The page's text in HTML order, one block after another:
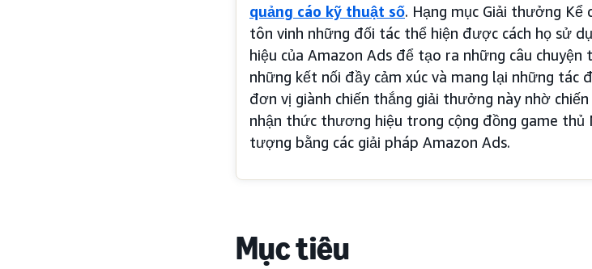
quảng cáo kỹ thuật số. Hạng mục Giải thưởng Kể
tôn vinh những đối tác thể hiện được cách họ sử
hiệu của Amazon Ads để tạo ra những câu
những kết nối đầy cảm xúc và mang lại những
đơn vị giành chiến thắng giải thưởng này nhờ chiến
nhận thức thương hiệu trong cộng đồng game thủ
tượng bằng các giải pháp Amazon Ads.
Mục tiêu